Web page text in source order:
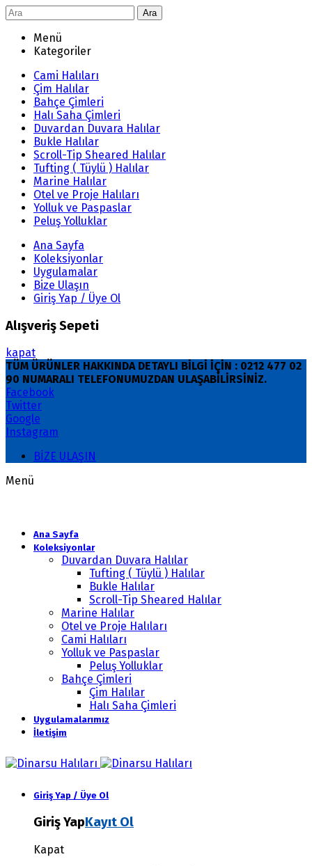
Ara
Menü
Kategoriler
Cami Halıları
Çim Halılar
Bahçe Çimleri
Halı Saha Çimleri
Duvardan Duvara Halılar
Bukle Halılar
Scroll-Tip Sheared Halılar
Tufting ( Tüylü ) Halılar
Marine Halılar
Otel ve Proje Halıları
Yolluk ve Paspaslar
Peluş Yolluklar
Ana Sayfa
Koleksiyonlar
Uygulamalar
Bize Ulaşın
Giriş Yap / Üye Ol
Alışveriş Sepeti
kapat
TÜM ÜRÜNLER HAKKINDA DETAYLI BİLGİ İÇİN : 0212 477 02
90 NUMARALI TELEFONUMUZDAN ULAŞABİLİRSİNİZ.
Facebook
Twitter
Google
Instagram
BİZE ULAŞIN
Menü
Ana Sayfa
Koleksiyonlar
Duvardan Duvara Halılar
Tufting ( Tüylü ) Halılar
Bukle Halılar
Scroll-Tip Sheared Halılar
Marine Halılar
Otel ve Proje Halıları
Cami Halıları
Yolluk ve Paspaslar
Peluş Yolluklar
Bahçe Çimleri
Çim Halılar
Halı Saha Çimleri
Uygulamalarımız
İletişim
Giriş Yap / Üye Ol
Giriş YapKayıt Ol
Kapat